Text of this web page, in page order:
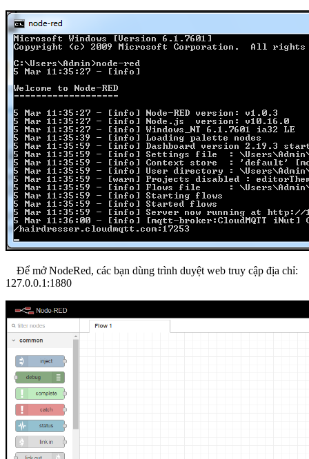
Để mở NodeRed, các bạn dùng trình duyệt web truy cập địa chỉ:
127.0.0.1:1880